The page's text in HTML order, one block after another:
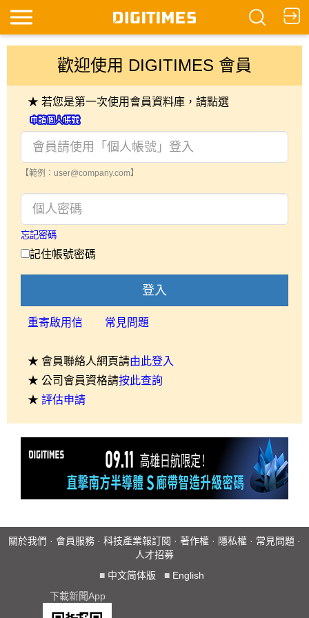
歡迎使用 DIGITIMES 會員
★ 若您是第一次使用會員資料庫，請點選
【範例：user@company.com】
忘記密碼
記住帳號密碼
登入
重寄啟用信 常見問題
★ 會員聯絡人網頁請由此登入
★ 公司會員資格請按此查詢
★ 評估申請
關於我們 · 會員服務 · 科技產業報訂閱 · 著作權 · 隱私權 · 常見問題 ·
人才招募
■ 中文简体版 ■ English
下載新聞App